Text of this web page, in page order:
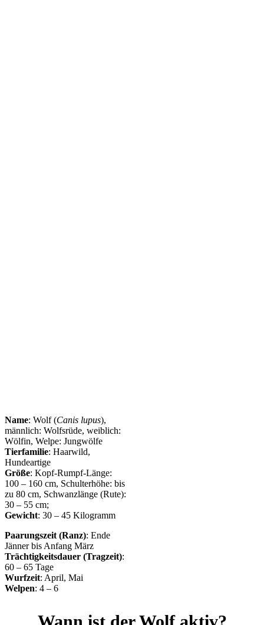
Name: Wolf (Canis lupus),
männlich: Wolfsrüde, weiblich:
Wölfin, Welpe: Jungwölfe
Tierfamilie: Haarwild,
Hundeartige
Größe: Kopf-Rumpf-Länge:
100 – 160 cm, Schulterhöhe: bis
zu 80 cm, Schwanzlänge (Rute):
30 – 55 cm;
Gewicht: 30 – 45 Kilogramm
Paarungszeit (Ranz): Ende
Jänner bis Anfang März
Trächtigkeitsdauer (Tragzeit):
60 – 65 Tage
Wurfzeit: April, Mai
Welpen: 4 – 6
Wann ist der Wolf aktiv?